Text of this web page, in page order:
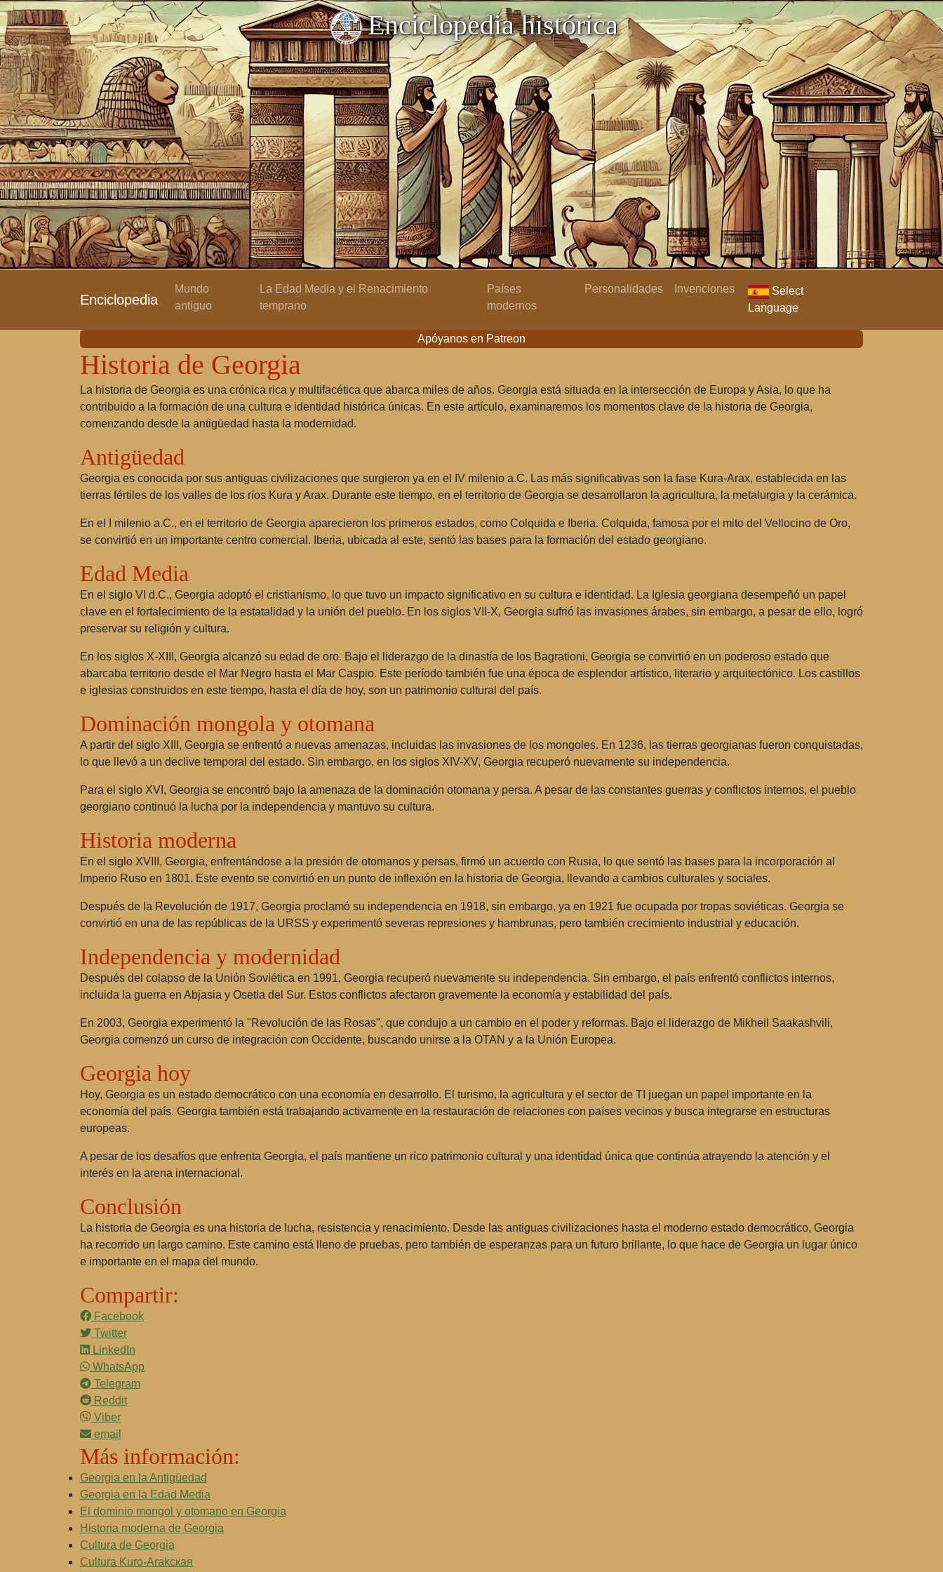
Enciclopedia histórica
Enciclopedia
Mundo
antiguo
La Edad Media y el Renacimiento
temprano
Países
modernos
Personalidades Invenciones
Select
Language
Apóyanos en Patreon
Historia de Georgia
La historia de Georgia es una crónica rica y multifacética que abarca miles de años. Georgia está situada en la intersección de Europa y Asia, lo que ha
contribuido a la formación de una cultura e identidad histórica únicas. En este artículo, examinaremos los momentos clave de la historia de Georgia,
comenzando desde la antigüedad hasta la modernidad.
Antigüedad
Georgia es conocida por sus antiguas civilizaciones que surgieron ya en el IV milenio a.C. Las más significativas son la fase Kura-Arax, establecida en las
tierras fértiles de los valles de los ríos Kura y Arax. Durante este tiempo, en el territorio de Georgia se desarrollaron la agricultura, la metalurgia y la cerámica.
En el I milenio a.C., en el territorio de Georgia aparecieron los primeros estados, como Colquida e Iberia. Colquida, famosa por el mito del Vellocino de Oro,
se convirtió en un importante centro comercial. Iberia, ubicada al este, sentó las bases para la formación del estado georgiano.
Edad Media
En el siglo VI d.C., Georgia adoptó el cristianismo, lo que tuvo un impacto significativo en su cultura e identidad. La Iglesia georgiana desempeñó un papel
clave en el fortalecimiento de la estatalidad y la unión del pueblo. En los siglos VII-X, Georgia sufrió las invasiones árabes, sin embargo, a pesar de ello, logró
preservar su religión y cultura.
En los siglos X-XIII, Georgia alcanzó su edad de oro. Bajo el liderazgo de la dinastía de los Bagrationi, Georgia se convirtió en un poderoso estado que
abarcaba territorio desde el Mar Negro hasta el Mar Caspio. Este período también fue una época de esplendor artístico, literario y arquitectónico. Los castillos
e iglesias construidos en este tiempo, hasta el día de hoy, son un patrimonio cultural del país.
Dominación mongola y otomana
A partir del siglo XIII, Georgia se enfrentó a nuevas amenazas, incluidas las invasiones de los mongoles. En 1236, las tierras georgianas fueron conquistadas,
lo que llevó a un declive temporal del estado. Sin embargo, en los siglos XIV-XV, Georgia recuperó nuevamente su independencia.
Para el siglo XVI, Georgia se encontró bajo la amenaza de la dominación otomana y persa. A pesar de las constantes guerras y conflictos internos, el pueblo
georgiano continuó la lucha por la independencia y mantuvo su cultura.
Historia moderna
En el siglo XVIII, Georgia, enfrentándose a la presión de otomanos y persas, firmó un acuerdo con Rusia, lo que sentó las bases para la incorporación al
Imperio Ruso en 1801. Este evento se convirtió en un punto de inflexión en la historia de Georgia, llevando a cambios culturales y sociales.
Después de la Revolución de 1917, Georgia proclamó su independencia en 1918, sin embargo, ya en 1921 fue ocupada por tropas soviéticas. Georgia se
convirtió en una de las repúblicas de la URSS y experimentó severas represiones y hambrunas, pero también crecimiento industrial y educación.
Independencia y modernidad
Después del colapso de la Unión Soviética en 1991, Georgia recuperó nuevamente su independencia. Sin embargo, el país enfrentó conflictos internos,
incluida la guerra en Abjasia y Osetia del Sur. Estos conflictos afectaron gravemente la economía y estabilidad del país.
En 2003, Georgia experimentó la "Revolución de las Rosas", que condujo a un cambio en el poder y reformas. Bajo el liderazgo de Mikheil Saakashvili,
Georgia comenzó un curso de integración con Occidente, buscando unirse a la OTAN y a la Unión Europea.
Georgia hoy
Hoy, Georgia es un estado democrático con una economía en desarrollo. El turismo, la agricultura y el sector de TI juegan un papel importante en la
economía del país. Georgia también está trabajando activamente en la restauración de relaciones con países vecinos y busca integrarse en estructuras
europeas.
A pesar de los desafíos que enfrenta Georgia, el país mantiene un rico patrimonio cultural y una identidad única que continúa atrayendo la atención y el
interés en la arena internacional.
Conclusión
La historia de Georgia es una historia de lucha, resistencia y renacimiento. Desde las antiguas civilizaciones hasta el moderno estado democrático, Georgia
ha recorrido un largo camino. Este camino está lleno de pruebas, pero también de esperanzas para un futuro brillante, lo que hace de Georgia un lugar único
e importante en el mapa del mundo.
Compartir:
Facebook
Twitter
LinkedIn
WhatsApp
Telegram
Reddit
Viber
email
Más información:
Georgia en la Antigüedad
Georgia en la Edad Media
El dominio mongol y otomano en Georgia
Historia moderna de Georgia
Cultura de Georgia
Cultura Kuro-Arakская